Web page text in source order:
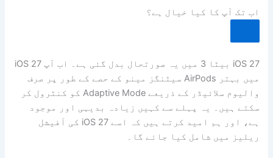
اب تک آپ کا کیا خیال ہے؟
iOS 27 بیٹا 3 میں یہ صورتحال بدل گئی ہے۔ اب آپ iOS 27
میں بہتر AirPods سیٹنگز مینو کے حصے کے طور پر صرف
والیوم سلائیڈر کے ذریعے Adaptive Mode کو کنٹرول کر
سکتے ہیں۔ یہ پہلے سے کہیں زیادہ بدیہی اور موجود
ہے، اور ہم امید کرتے ہیں کہ اسے iOS 27 کی آفیشل
ریلیز میں شامل کیا جائے گا۔